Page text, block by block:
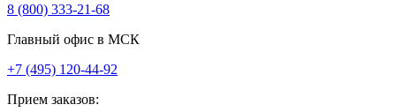
8 (800) 333‑21-68
Главный офис в МСК
+7 (495) 120-44-92
Прием заказов: